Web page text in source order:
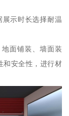
示时长选择耐温
面铺装、墙面装
和安全性，进行材